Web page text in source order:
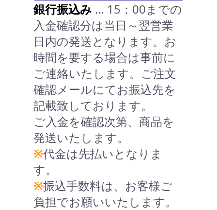
銀行振込み … 15：00までの
入金確認分は当日～翌営業
日内の発送となります。お
時間を要する場合は事前に
ご連絡いたします。ご注文
確認メールにてお振込先を
記載致しております。
ご入金を確認次第、商品を
発送いたします。
※代金は先払いとなりま
す。
※振込手数料は、お客様ご
負担でお願いいたします。